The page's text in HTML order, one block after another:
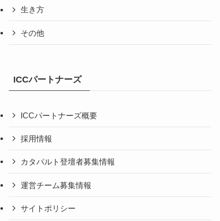
生き方
その他
ICCパートナーズ
ICCパートナーズ概要
採用情報
カタパルト登壇者募集情報
運営チーム募集情報
サイトポリシー